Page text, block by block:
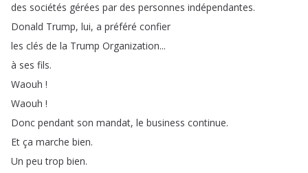
des sociétés gérées par des personnes indépendantes.
Donald Trump, lui, a préféré confier
les clés de la Trump Organization...
à ses fils.
Waouh !
Waouh !
Donc pendant son mandat, le business continue.
Et ça marche bien.
Un peu trop bien.